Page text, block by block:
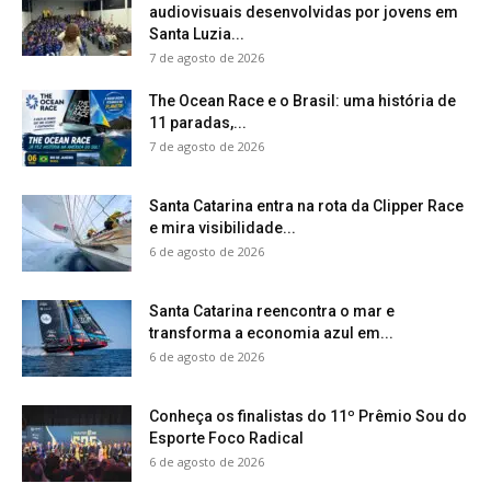
audiovisuais desenvolvidas por jovens em
Santa Luzia...
7 de agosto de 2026
The Ocean Race e o Brasil: uma história de
11 paradas,...
7 de agosto de 2026
Santa Catarina entra na rota da Clipper Race
e mira visibilidade...
6 de agosto de 2026
Santa Catarina reencontra o mar e
transforma a economia azul em...
6 de agosto de 2026
Conheça os finalistas do 11º Prêmio Sou do
Esporte Foco Radical
6 de agosto de 2026